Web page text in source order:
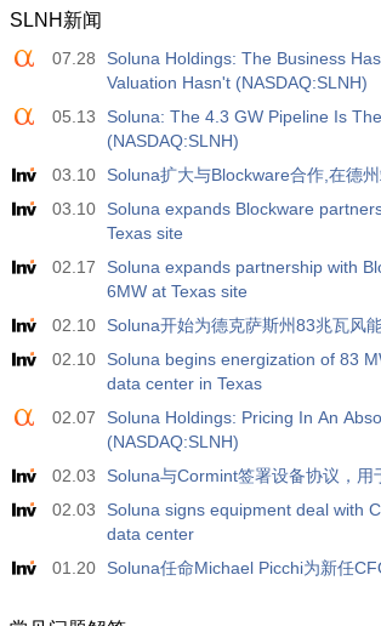
SLNH新闻
07.28
Soluna Holdings: The Business
Valuation Hasn't (NASDAQ:SLNH)
05.13
Soluna: The 4.3 GW Pipeline Is
(NASDAQ:SLNH)
03.10
Soluna扩大与Blockware合作,在德
03.10
Soluna expands Blockware
Texas site
02.17
Soluna expands partnership with
6MW at Texas site
02.10
Soluna开始为德克萨斯州83兆瓦风
02.10
Soluna begins energization of 83
data center in Texas
02.07
Soluna Holdings: Pricing In An
(NASDAQ:SLNH)
02.03
Soluna与Cormint签署设备协议，用
02.03
Soluna signs equipment deal with
data center
01.20
Soluna任命Michael Picchi为新任